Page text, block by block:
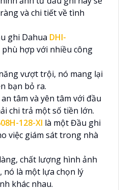
và chi tiết về tình
ghi Dahua DHI-
phù hợp với nhiều công
vượt trội, nó mang lại
bạn bỏ ra.
tâm và yên tâm với đầu
chi trả một số tiền lớn.
128-XI là một Đầu ghi
việc giám sát trong nhà
chất lượng hình ảnh
nó là một lựa chọn lý
khác nhau.